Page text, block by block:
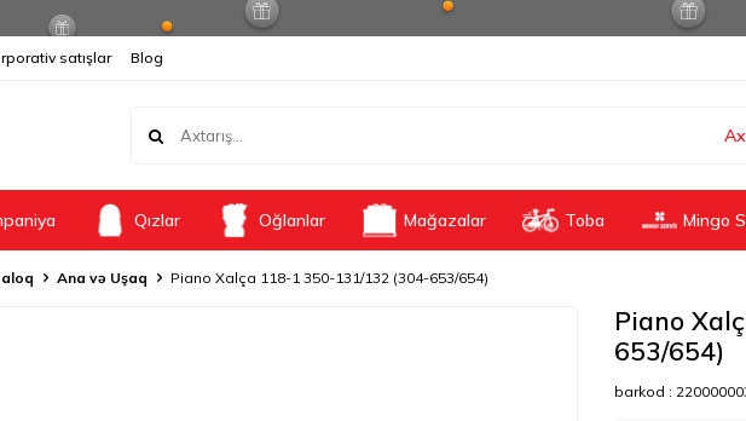
satışlar Blog
Qızlar Oğlanlar Mağazalar Toba Mingo
Ana və Uşaq Piano Xalça 118-1 350-131/132 (304-653/654)
Piano
653/654)
barkod :